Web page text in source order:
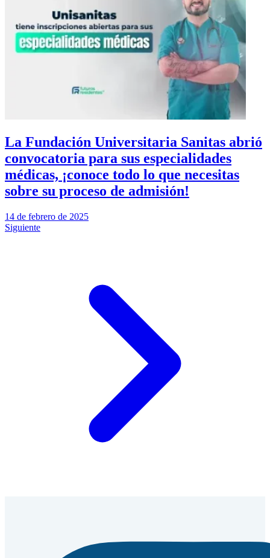
La Fundación Universitaria Sanitas abrió
convocatoria para sus especialidades
médicas, ¡conoce todo lo que necesitas
sobre su proceso de admisión!
14 de febrero de 2025
Siguiente